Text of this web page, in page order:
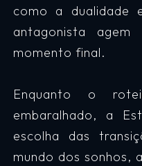
como a dualidade
antagonista
momento final.
Enquanto o
embaralhado, a
escolha das
mundo dos sonhos,